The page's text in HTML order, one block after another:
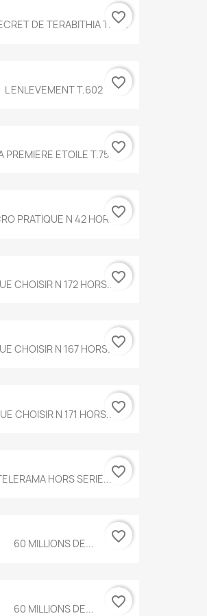
DE TERABITHIA T.560
favorite_border
L ENLEVEMENT T.602 favorite_border
PREMIERE ETOILE T.755favorite_border
PRATIQUE N 42 HORS...
favorite_border
CHOISIR N 172 HORS...favorite_border
CHOISIR N 167 HORS...favorite_border
CHOISIR N 171 HORS...favorite_border
HORS SERIE...favorite_border
60 MILLIONS DE... favorite_border
60 MILLIONS DE... favorite_border